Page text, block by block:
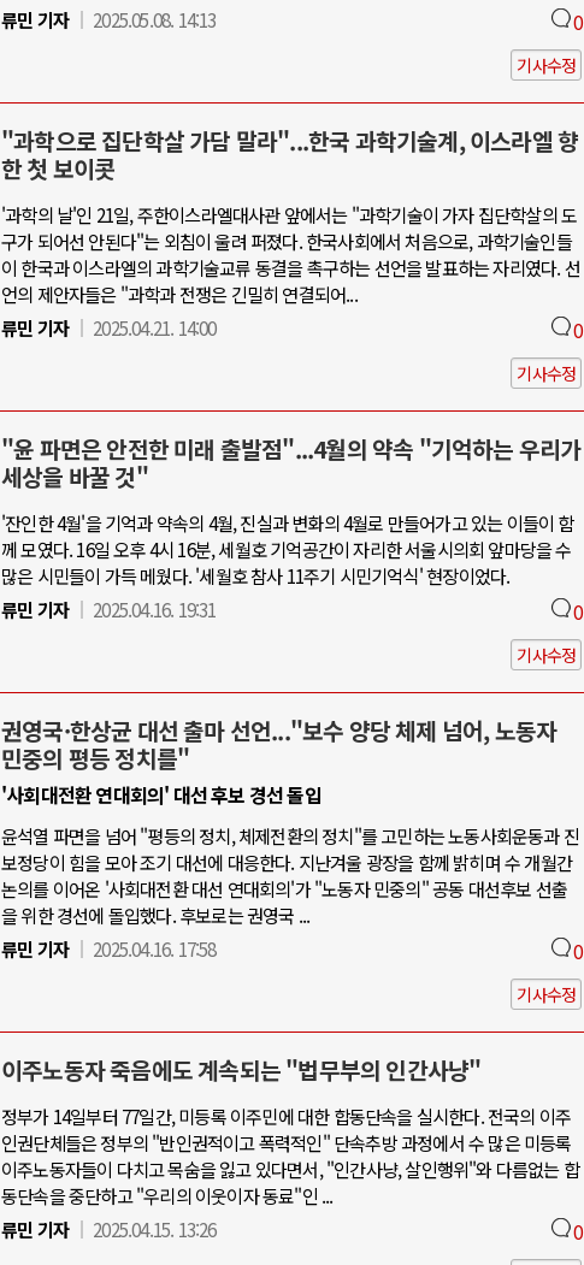
류민 기자
2025.05.08. 14:13 0
기사수정
"과학으로 집단학살 가담 말라"...한국 과학기술계, 이스라엘 향
한 첫 보이콧
'과학의 날'인 21일, 주한이스라엘대사관 앞에서는 "과학기술이 가자 집단학살의 도
구가 되어선 안된다"는 외침이 울려 퍼졌다. 한국사회에서 처음으로, 과학기술인들
이 한국과 이스라엘의 과학기술교류 동결을 촉구하는 선언을 발표하는 자리였다. 선
언의 제안자들은 "과학과 전쟁은 긴밀히 연결되어...
류민 기자
2025.04.21. 14:00 0
기사수정
"윤 파면은 안전한 미래 출발점"...4월의 약속 "기억하는 우리가
세상을 바꿀 것"
'잔인한 4월'을 기억과 약속의 4월, 진실과 변화의 4월로 만들어가고 있는 이들이 함
께 모였다. 16일 오후 4시 16분, 세월호 기억공간이 자리한 서울시의회 앞마당을 수
많은 시민들이 가득 메웠다. '세월호 참사 11주기 시민기억식' 현장이었다.
류민 기자
2025.04.16. 19:31 0
기사수정
권영국·한상균 대선 출마 선언..."보수 양당 체제 넘어, 노동자
민중의 평등 정치를"
'사회대전환 연대회의' 대선 후보 경선 돌입
윤석열 파면을 넘어 "평등의 정치, 체제전환의 정치"를 고민하는 노동사회운동과 진
보정당이 힘을 모아 조기 대선에 대응한다. 지난겨울 광장을 함께 밝히며 수 개월간
논의를 이어온 '사회대전환 대선 연대회의'가 "노동자 민중의" 공동 대선후보 선출
을 위한 경선에 돌입했다. 후보로는 권영국 ...
류민 기자
2025.04.16. 17:58 0
기사수정
이주노동자 죽음에도 계속되는 "법무부의 인간사냥"
정부가 14일부터 77일간, 미등록 이주민에 대한 합동단속을 실시한다. 전국의 이주
인권단체들은 정부의 "반인권적이고 폭력적인" 단속추방 과정에서 수 많은 미등록
이주노동자들이 다치고 목숨을 잃고 있다면서, "인간사냥, 살인행위"와 다름없는 합
동단속을 중단하고 "우리의 이웃이자 동료"인 ...
류민 기자
2025.04.15. 13:26 0